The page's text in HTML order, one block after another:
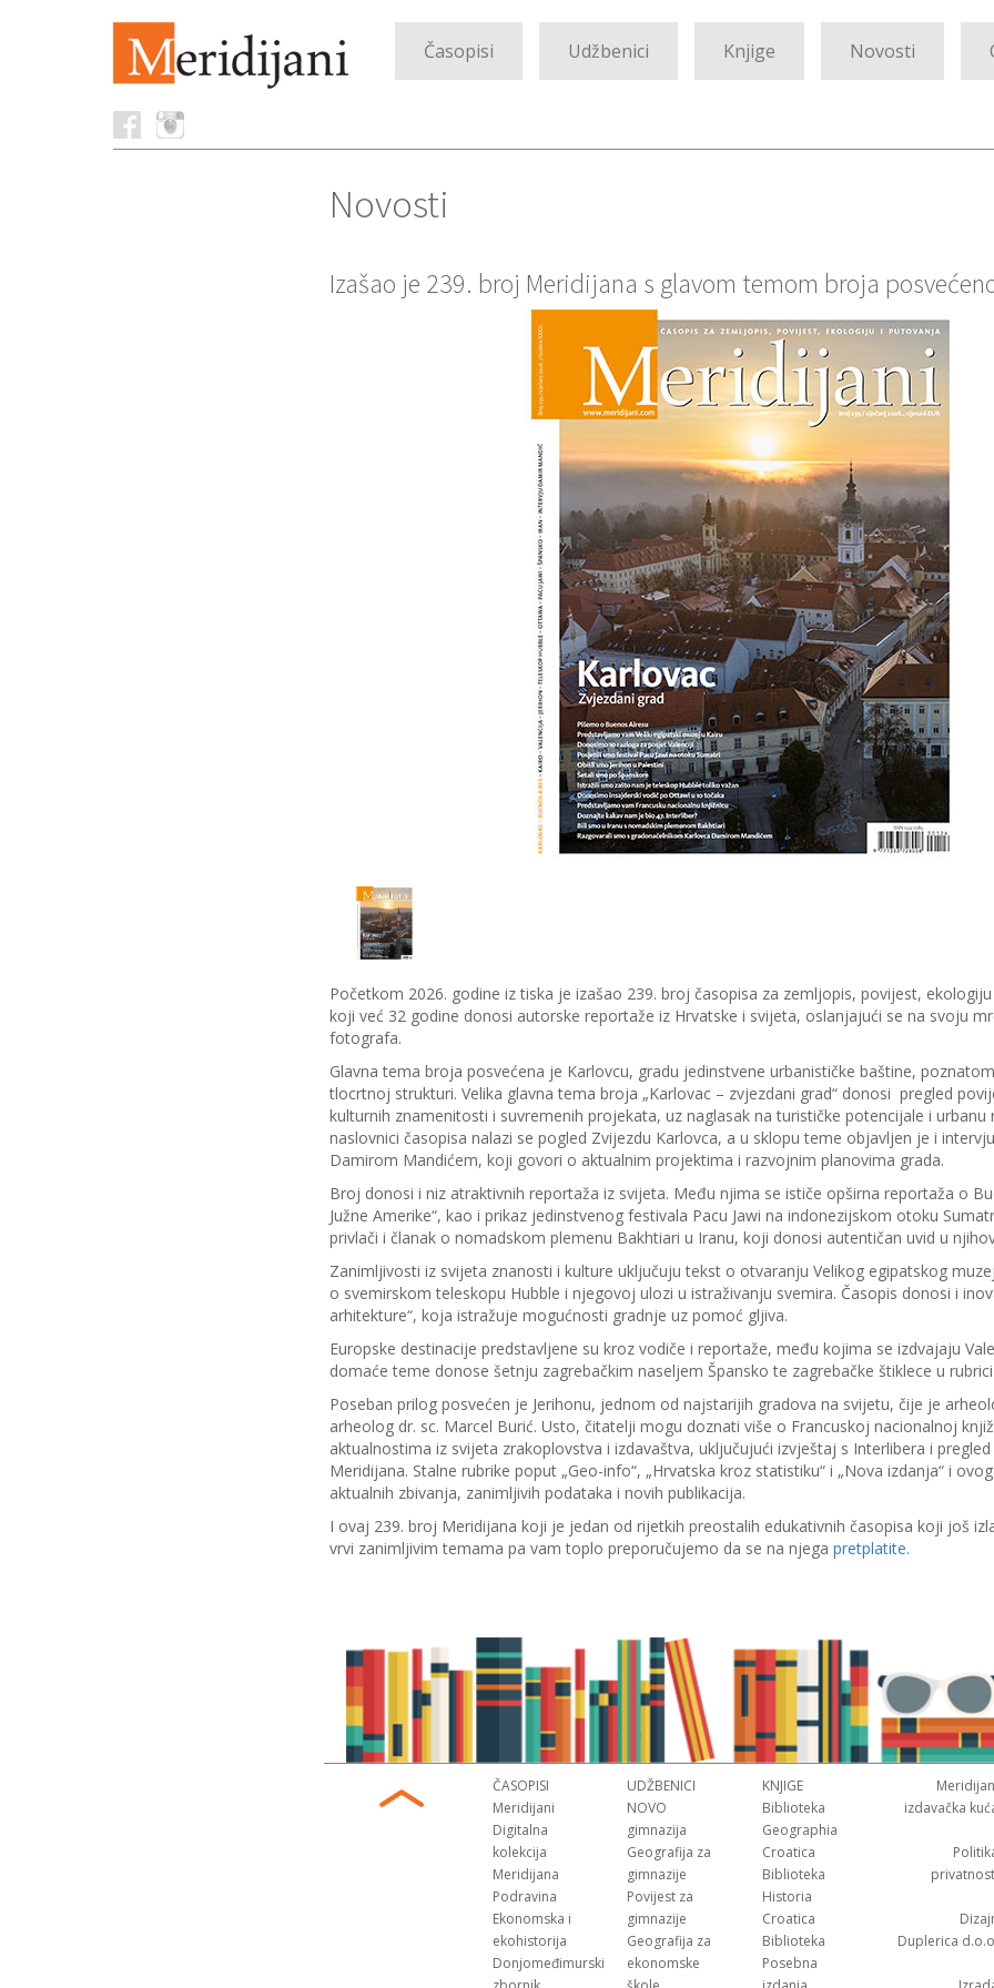
Časopisi Udžbenici Knjige Novosti
Novosti
Izašao je 239. broj Meridijana s glavom temom broja
Početkom 2026. godine iz tiska je izašao 239. broj časopisa za zemljopis, povijest,
koji već 32 godine donosi autorske reportaže iz Hrvatske i svijeta, oslanjajući se na svoju
fotografa.
Glavna tema broja posvećena je Karlovcu, gradu jedinstvene urbanističke baštine,
tlocrtnoj strukturi. Velika glavna tema broja „Karlovac – zvjezdani grad“ donosi pregled
kulturnih znamenitosti i suvremenih projekata, uz naglasak na turističke potencijale i urbanu
naslovnici časopisa nalazi se pogled Zvijezdu Karlovca, a u sklopu teme objavljen je i
Damirom Mandićem, koji govori o aktualnim projektima i razvojnim planovima grada.
Broj donosi i niz atraktivnih reportaža iz svijeta. Među njima se ističe opširna reportaža o
Južne Amerike“, kao i prikaz jedinstvenog festivala Pacu Jawi na indonezijskom otoku
privlači i članak o nomadskom plemenu Bakhtiari u Iranu, koji donosi autentičan uvid u
Zanimljivosti iz svijeta znanosti i kulture uključuju tekst o otvaranju Velikog egipatskog
o svemirskom teleskopu Hubble i njegovoj ulozi u istraživanju svemira. Časopis donosi i
arhitekture“, koja istražuje mogućnosti gradnje uz pomoć gljiva.
Europske destinacije predstavljene su kroz vodiče i reportaže, među kojima se izdvajaju
domaće teme donose šetnju zagrebačkim naseljem Špansko te zagrebačke štiklece u
Poseban prilog posvećen je Jerihonu, jednom od najstarijih gradova na svijetu, čije je
arheolog dr. sc. Marcel Burić. Usto, čitatelji mogu doznati više o Francuskoj nacionalnoj
aktualnostima iz svijeta zrakoplovstva i izdavaštva, uključujući izvještaj s Interlibera i
Meridijana. Stalne rubrike poput „Geo-info“, „Hrvatska kroz statistiku“ i „Nova izdanja“ i
aktualnih zbivanja, zanimljivih podataka i novih publikacija.
I ovaj 239. broj Meridijana koji je jedan od rijetkih preostalih edukativnih časopisa koji još
vrvi zanimljivim temama pa vam toplo preporučujemo da se na njega pretplatite.
ČASOPISI
Meridijani
Digitalna
kolekcija
Meridijana
Podravina
Ekonomska i
ekohistorija
Donjomeđimurski
UDŽBENICI
NOVO
gimnazija
Geografija za
gimnazije
Povijest za
gimnazije
Geografija za
ekonomske
KNJIGE
Biblioteka
Geographia
Croatica
Biblioteka
Historia
Croatica
Biblioteka
Posebna
izdavačka
Duplerica